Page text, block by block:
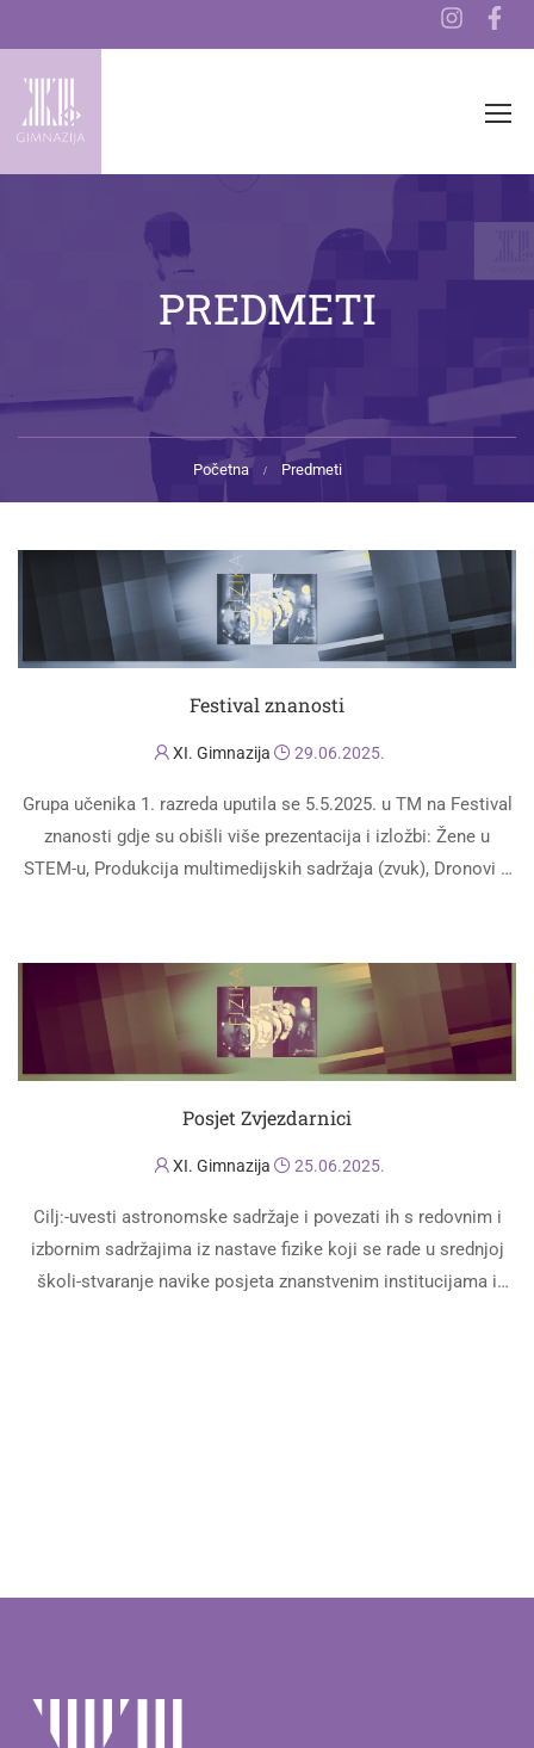
PREDMETI
Početna Predmeti
Festival znanosti
XI. Gimnazija 29.06.2025.
Grupa učenika 1. razreda uputila se 5.5.2025. u TM na Festival
znanosti gdje su obišli više prezentacija i izložbi: Žene u
STEM-u, Produkcija multimedijskih sadržaja (zvuk), Dronovi u
Posjet Zvjezdarnici
XI. Gimnazija 25.06.2025.
Cilj:-uvesti astronomske sadržaje i povezati ih s redovnim i
izbornim sadržajima iz nastave fizike koji se rade u srednjoj
školi-stvaranje navike posjeta znanstvenim institucijama i